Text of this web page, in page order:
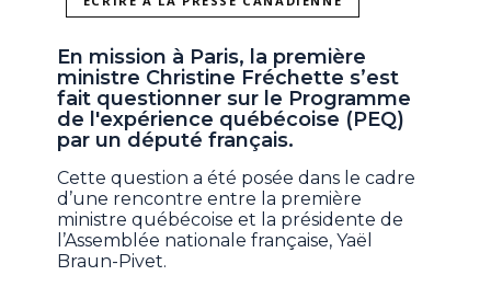
En mission à Paris, la première
ministre Christine Fréchette s’est
fait questionner sur le Programme
de l'expérience québécoise (PEQ)
par un député français.
Cette question a été posée dans le cadre
d’une rencontre entre la première
ministre québécoise et la présidente de
l’Assemblée nationale française, Yaël
Braun-Pivet.